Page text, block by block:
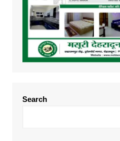
Search